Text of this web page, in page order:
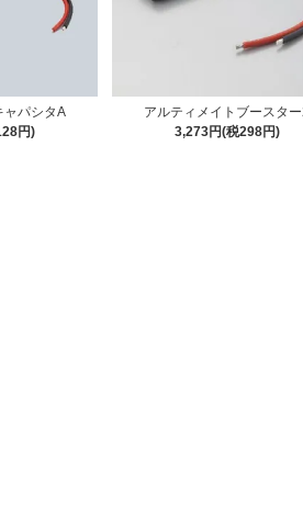
ャパシタA
円)
アルティメイトブースタ
3,273円(税298円)